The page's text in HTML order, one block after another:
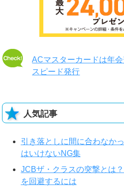
ACマスターカードは年
スピード発行
人気記事
引き落としに間に合わなか
はいけないNG集
JCBザ・クラスの突撃とは
を回避するには